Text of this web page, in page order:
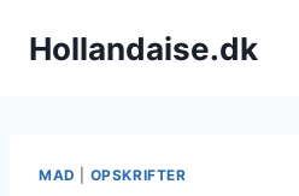
Hollandaise.dk
MAD OPSKRIFTER